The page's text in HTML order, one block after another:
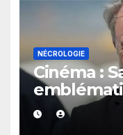
NÉCROLOGIE
Cinéma :
Park »,
ans.